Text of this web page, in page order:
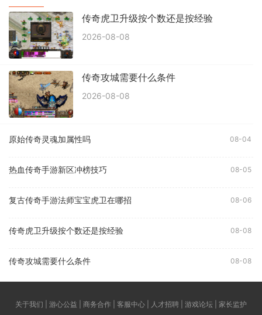
传奇虎卫升级按个数还是按经验
2026-08-08
传奇攻城需要什么条件
2026-08-08
原始传奇灵魂加属性吗 08-04
热血传奇手游新区冲榜技巧 08-05
复古传奇手游法师宝宝虎卫在哪招 08-06
传奇虎卫升级按个数还是按经验 08-08
传奇攻城需要什么条件 08-08
关于我们 | 游心公益 | 商务合作 | 客服中心 | 人才招聘 | 游戏论坛 | 家长监护